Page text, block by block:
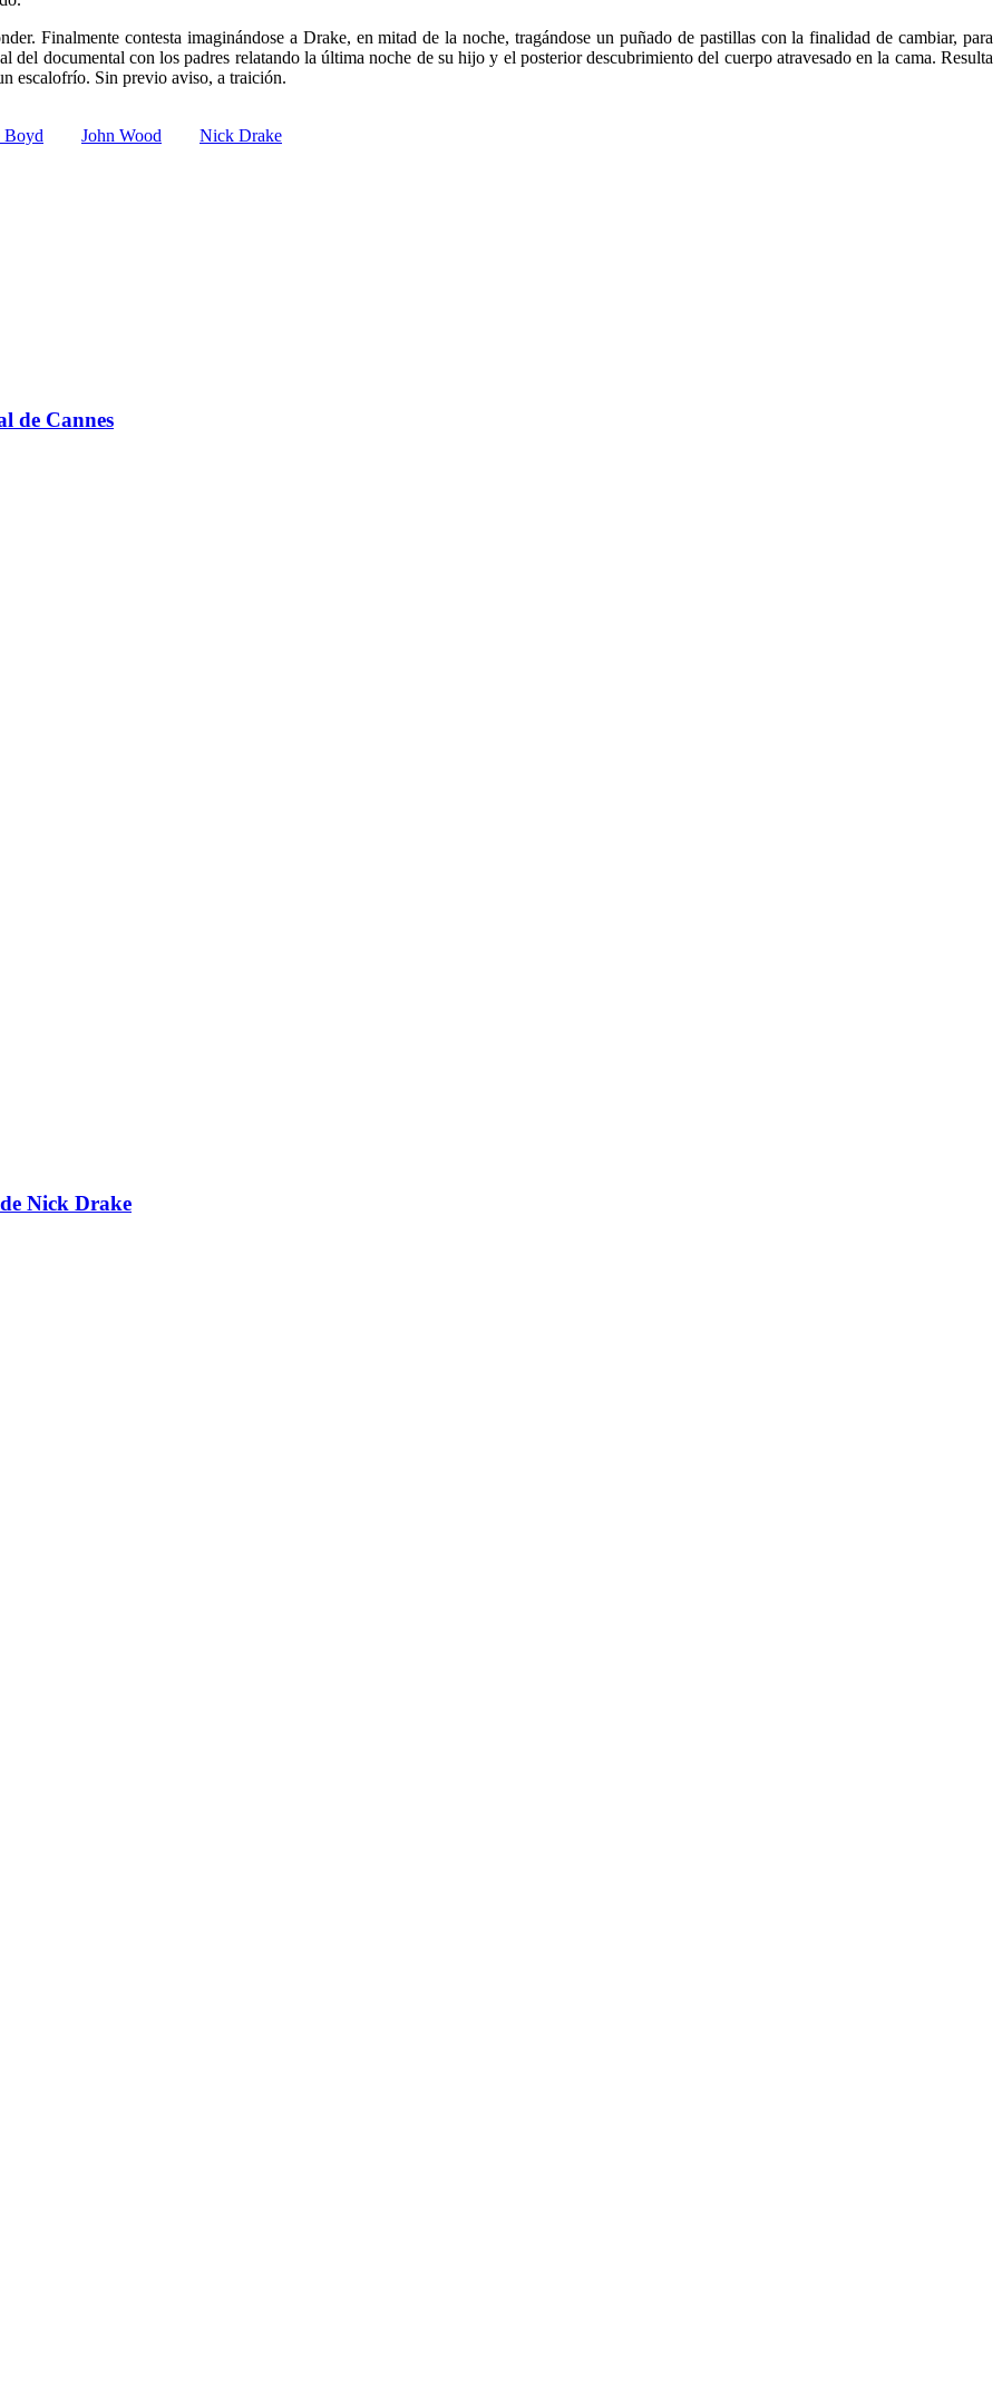
Finalmente contesta imaginándose a Drake, en mitad de la noche, tragándose un puñado de pastillas con la finalidad de cambiar, para
documental con los padres relatando la última noche de su hijo y el posterior descubrimiento del cuerpo atravesado en la cama. Resulta
escalofrío. Sin previo aviso, a traición.
Boyd John Wood Nick Drake
de Cannes
Nick Drake